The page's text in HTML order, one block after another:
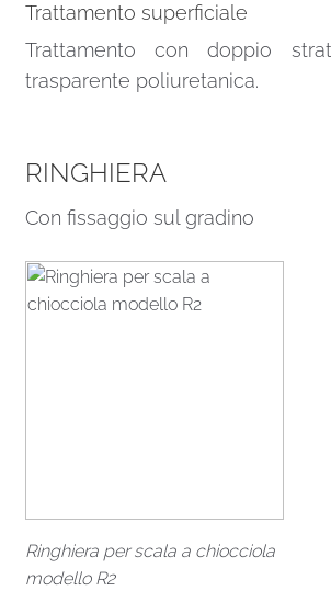
Trattamento superficiale
Trattamento con doppio
trasparente poliuretanica.
RINGHIERA
Con fissaggio sul gradino
Ringhiera per scala a chiocciola
modello R2